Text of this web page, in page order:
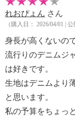
れおぴょん さん
（購入日： 2026/04/01 |
身長が高くないの
流行りのデニムジ
は好きです。
生地はデニムより
と思います。
私の予算をちょっ